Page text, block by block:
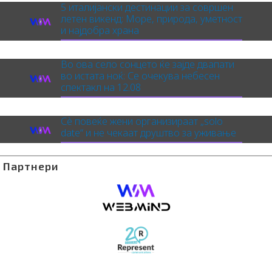
5 италијански дестинации за совршен
летен викенд: Море, природа, уметност
и најдобра храна
Во ова село сонцето ќе зајде двапати
во истата ноќ: Се очекува небесен
спектакл на 12.08
Сè повеќе жени организираат „solo
date“ и не чекаат друштво за уживање
Партнери